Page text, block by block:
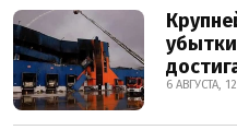
6 АВГУСТА,